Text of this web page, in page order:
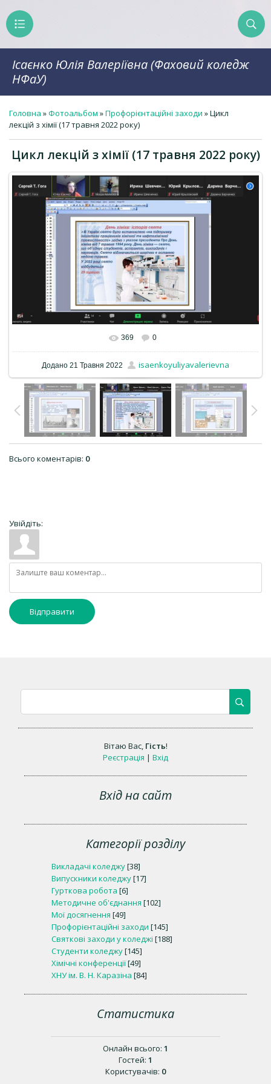
Ісаєнко Юлія Валеріївна (Фаховий коледж
НФаУ)
Головна »Фотоальбом »Профорієнтаційні заходи » Цикл
лекцій з хімії (17 травня 2022 року)
Цикл лекцій з хімії (17 травня 2022 року)
369 0
Додано 21 Травня 2022 isaenkoyuliyavalerievna
Всього коментарів: 0
Увійдіть:
Відправити
Вітаю Вас, Гість!
Реєстрація | Вхід
Вхід на сайт
Категорії розділу
Викладачі коледжу[38]
Випускники коледжу[17]
Гурткова робота [6]
Методичне об'єднання [102]
Мої досягнення [49]
Профорієнтаційні заходи [145]
Святкові заходи у коледжі [188]
Студенти коледжу[145]
Хімічні конференції[49]
ХНУ ім. В. Н. Каразіна [84]
Статистика
Онлайн всього: 1
Гостей: 1
Користувачів: 0